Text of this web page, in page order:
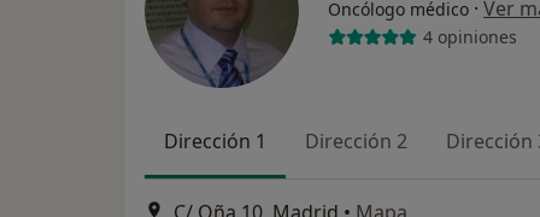
Oncólogo médico · Ver
4 opiniones
Dirección 1 Dirección 2 Dirección